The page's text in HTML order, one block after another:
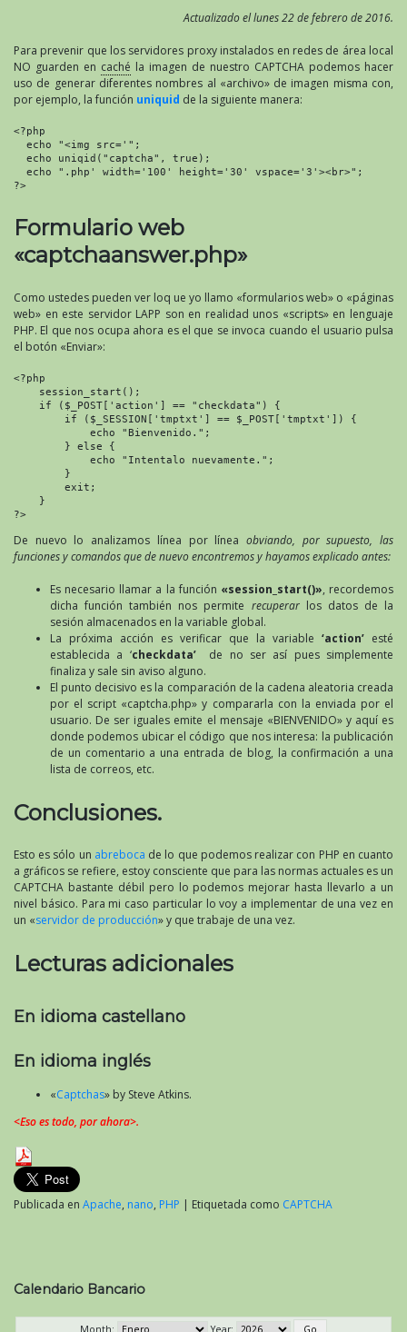
Actualizado el lunes 22 de febrero de 2016.
Para prevenir que los servidores proxy instalados en redes de área local
NO guarden en caché la imagen de nuestro CAPTCHA podemos hacer
uso de generar diferentes nombres al «archivo» de imagen misma con,
por ejemplo, la función uniquid de la siguiente manera:
<?php
  echo "<img src='";
  echo uniqid("captcha", true);
  echo ".php' width='100' height='30' vspace='3'><br>";
?>
Formulario web
«captchaanswer.php»
Como ustedes pueden ver loq ue yo llamo «formularios web» o «páginas
web» en este servidor LAPP son en realidad unos «scripts» en lenguaje
PHP. El que nos ocupa ahora es el que se invoca cuando el usuario pulsa
el botón «Enviar»:
<?php
session_start();
if ($_POST['action'] == "checkdata") {
if ($_SESSION['tmptxt'] == $_POST['tmptxt']) {
echo "Bienvenido.";
} else {
echo "Intentalo nuevamente.";
}
exit;
}
?>
De nuevo lo analizamos línea por línea obviando, por supuesto, las
funciones y comandos que de nuevo encontremos y hayamos explicado antes:
Es necesario llamar a la función «session_start()», recordemos
dicha función también nos permite recuperarlos datos de la
sesión almacenados en la variable global.
La próxima acción es verificar que la variable ‘action’ esté
establecida a ‘checkdata’ de no ser así pues simplemente
finaliza y sale sin aviso alguno.
El punto decisivo es la comparación de la cadena aleatoria creada
por el script «captcha.php» y compararla con la enviada por el
usuario. De ser iguales emite el mensaje «BIENVENIDO» y aquí es
donde podemos ubicar el código que nos interesa: la publicación
de un comentario a una entrada de blog, la confirmación a una
lista de correos, etc.
Conclusiones.
Esto es sólo un abreboca de lo que podemos realizar con PHP en cuanto
a gráficos se refiere, estoy consciente que para las normas actuales es un
CAPTCHA bastante débil pero lo podemos mejorar hasta llevarlo a un
nivel básico. Para mi caso particular lo voy a implementar de una vez en
un «servidor de producción» y que trabaje de una vez.
Lecturas adicionales
En idioma castellano
En idioma inglés
«Captchas» by Steve Atkins.
<Eso es todo, por ahora>.
Publicada en Apache, nano, PHP | Etiquetada como CAPTCHA
Calendario Bancario
Month: Year: